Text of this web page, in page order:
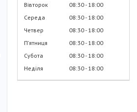
Вівторок
08:30 18:00
Середа
08:30 18:00
Четвер
08:30 18:00
Пʼятниця
08:30 18:00
Субота
08:30 18:00
Неділя
08:30 18:00